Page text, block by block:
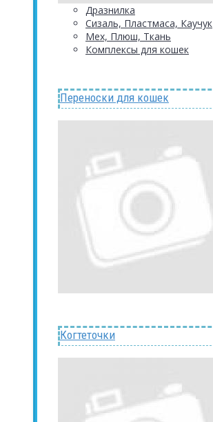
Дразнилка
Сизаль, Пластмаса, Каучук
Мех, Плюш, Ткань
Комплексы для кошек
Переноски для кошек
Когтеточки